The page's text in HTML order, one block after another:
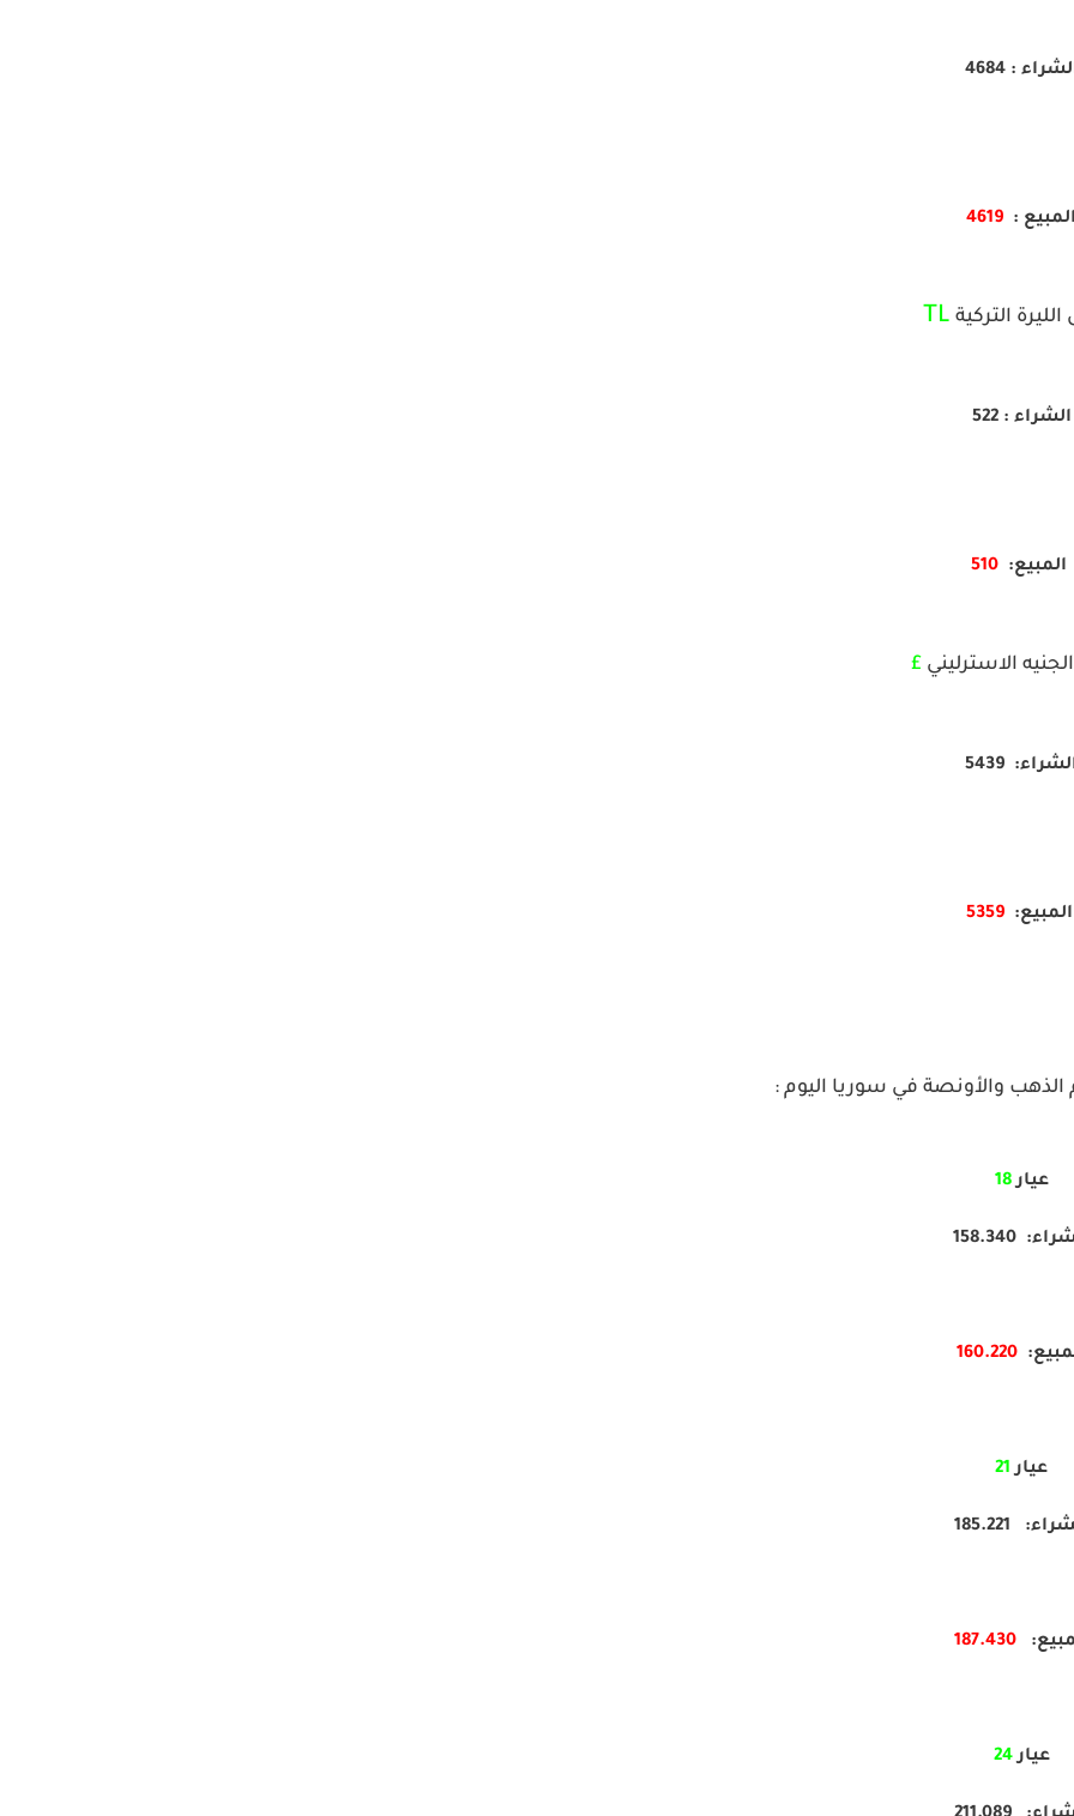
: 4684
المبيع : 4619
التركية TL
الشراء : 522
المبيع:
الاسترليني £
5439
المبيع: 5359
والأونصة في سوريا اليوم :
عيار18
158.340
160.220
عيار21
185.221
187.430
عيار24